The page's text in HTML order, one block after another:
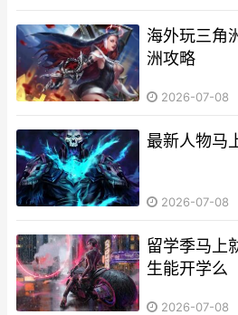
海外玩三角
洲攻略
2026-07-08
最新人物马
2026-07-08
留学季马上
生能开学么
2026-07-08